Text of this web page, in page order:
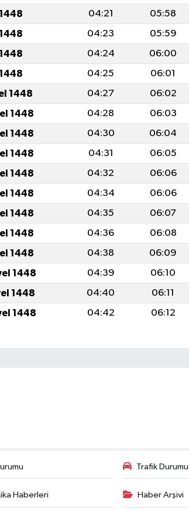
04:21 05:58
04:23 05:59
04:24 06:00
04:25 06:01
1448 04:27 06:02
1448 04:28 06:03
1448 04:30 06:04
1448 04:31 06:05
1448 04:32 06:06
1448 04:34 06:06
1448 04:35 06:07
1448 04:36 06:08
1448 04:38 06:09
1448 04:39 06:10
1448 04:40 06:11
1448 04:42 06:12
Trafik Durumu
Haberleri Haber Arşivi